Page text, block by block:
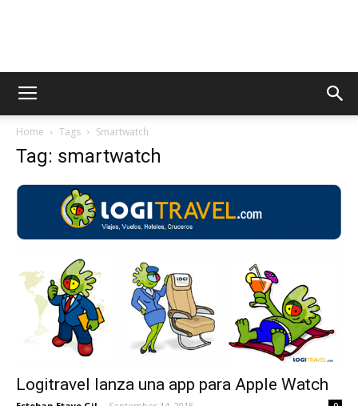
AppsTonic
Home Tags Smartwatch
Tag: smartwatch
Logitravel lanza una app para Apple Watch